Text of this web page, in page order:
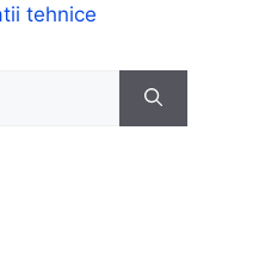
tehnice